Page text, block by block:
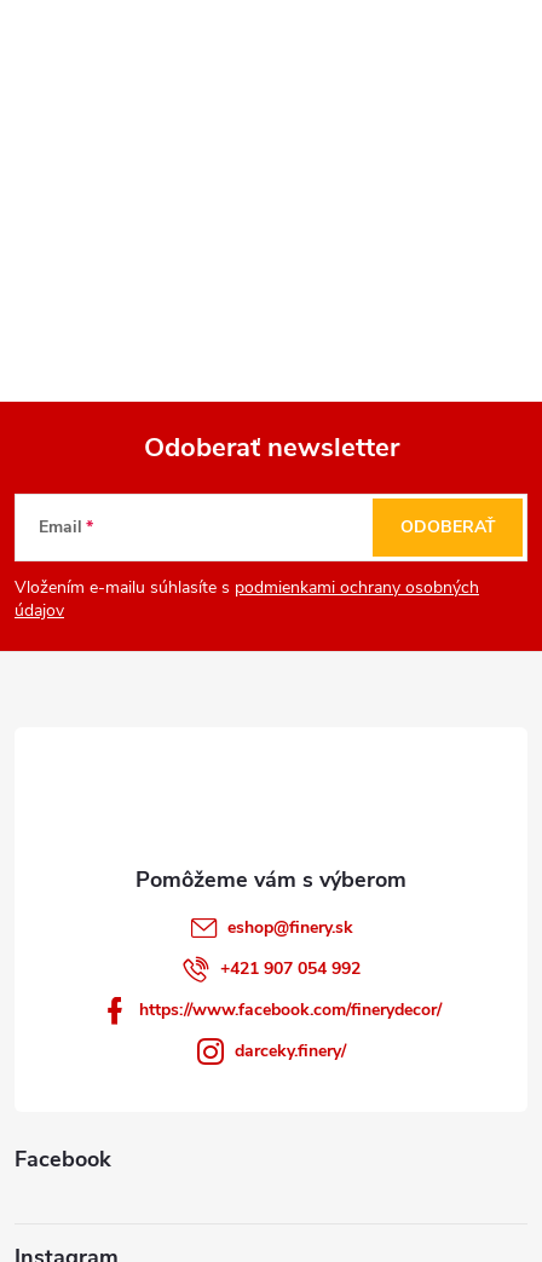
Z
á
p
Odoberať newsletter
Email
Vložením e-mailu súhlasíte s podmienkami ochrany osobných
údajov
ODOBERAŤ
eshop@finery.sk
+421 907 054 992
https://www.facebook.com/finerydecor/
darceky.finery/
Facebook